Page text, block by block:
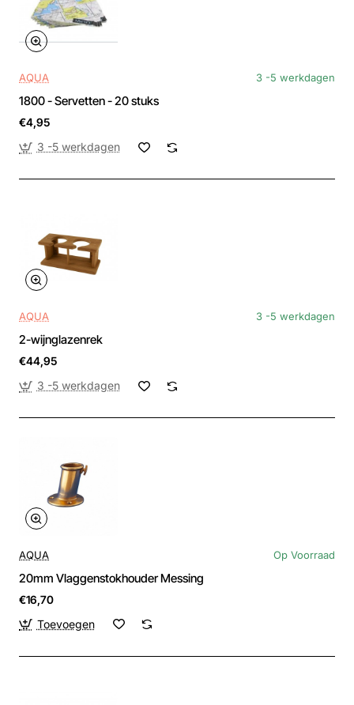
AQUA 3 -5 werkdagen
1800 - Servetten - 20 stuks
€4,95
3 -5 werkdagen
AQUA 3 -5 werkdagen
2-wijnglazenrek
€44,95
3 -5 werkdagen
AQUA Op Voorraad
20mm Vlaggenstokhouder Messing
€16,70
Toevoegen